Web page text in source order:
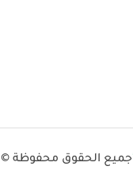
جميع الحقوق محفوظة ©